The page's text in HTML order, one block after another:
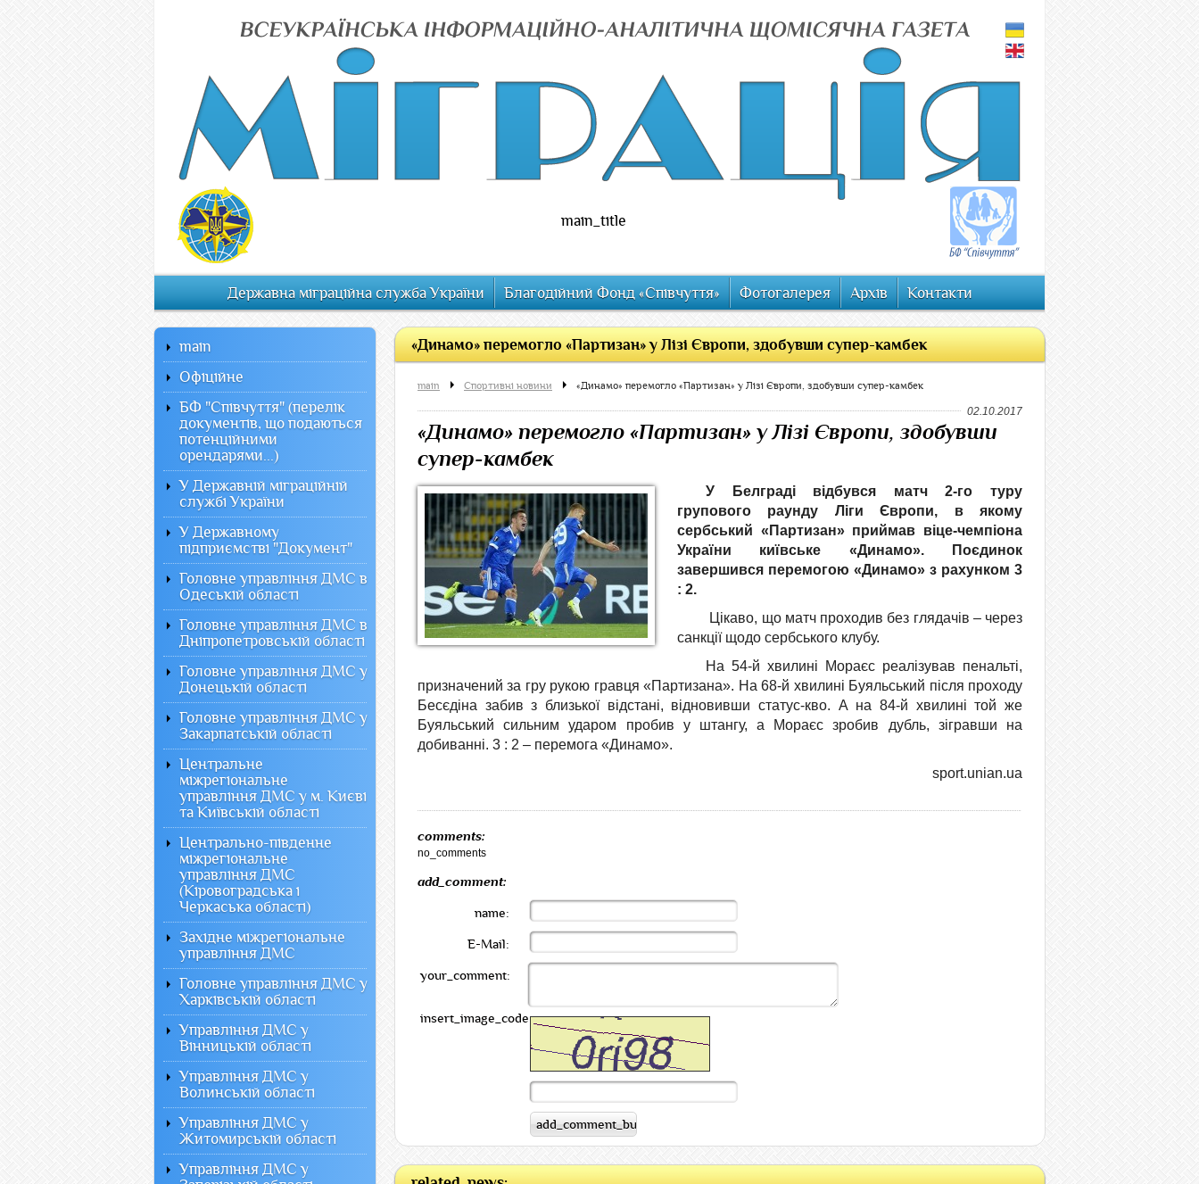
main_title
Державна міграційна служба України Благодійний Фонд «Співчуття» Фотогалерея Архів Контакти
«Динамо» перемогло «Партизан» у Лізі Європи, здобувши супер-камбек
main Спортивні новини «Динамо» перемогло «Партизан» у Лізі Європи, здобувши супер-камбек
02.10.2017
«Динамо» перемогло «Партизан» у Лізі Європи, здобувши
супер-камбек
У Белграді відбувся матч 2-го туру
групового раунду Ліги Європи, в якому
сербський «Партизан» приймав віце-чемпіона
України київське «Динамо». Поєдинок
завершився перемогою «Динамо» з рахунком 3
: 2.
Цікаво, що матч проходив без глядачів – через
санкції щодо сербського клубу.
На 54-й хвилині Мораєс реалізував пенальті,
призначений за гру рукою гравця «Партизана». На 68-й хвилині Буяльський після проходу
Бесєдіна забив з близької відстані, відновивши статус-кво. А на 84-й хвилині той же
Буяльський сильним ударом пробив у штангу, а Мораєс зробив дубль, зігравши на
добиванні. 3 : 2 – перемога «Динамо».
sport.unian.ua
comments:
no_comments
add_comment:
name:
E-Mail:
your_comment:
insert_image_code:
main
Офiцiйне
БФ "Співчуття" (перелік
документів, що подаються
потенційними
орендарями...)
У Державній міграційній
службі України
У Державному
підприємстві "Документ"
Головне управління ДМС в
Одеській області
Головне управління ДМС в
Дніпропетровській області
Головне управління ДМС у
Донецькій області
Головне управління ДМС у
Закарпатській області
Центральне
міжрегіональне
управління ДМС у м. Києві
та Київській області
Центрально-південне
міжрегіональне
управління ДМС
(Кіровоградська і
Черкаська області)
Західне міжрегіональне
управління ДМС
Головне управління ДМС у
Харківській області
Управління ДМС у
Вінницькій області
Управління ДМС у
Волинській області
Управління ДМС у
Житомирській області
Управління ДМС у